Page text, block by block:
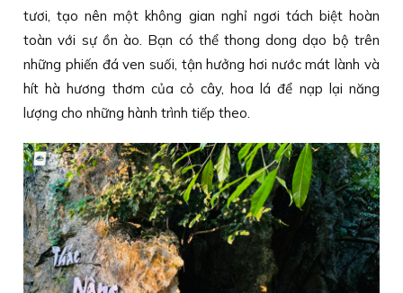
tươi, tạo nên một không gian nghỉ ngơi tách biệt hoàn
toàn với sự ồn ào. Bạn có thể thong dong dạo bộ trên
những phiến đá ven suối, tận hưởng hơi nước mát lành và
hít hà hương thơm của cỏ cây, hoa lá để nạp lại năng
lượng cho những hành trình tiếp theo.